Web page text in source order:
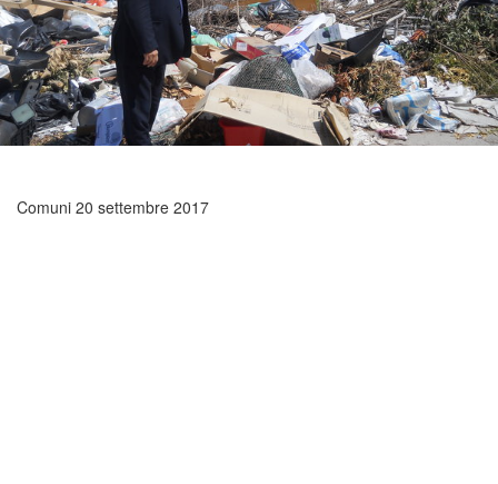
Comuni 20 settembre 2017